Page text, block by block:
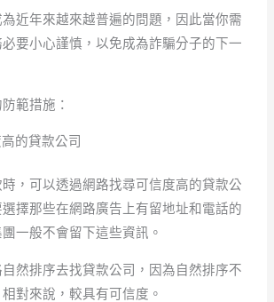
近年來越來越普遍的問題，因此當你需
要小心謹慎，以免成為詐騙分子的下一
範措施：
的貸款公司
，可以透過網路找尋可信度高的貸款公
擇那些在網路廣告上有留地址和電話的
一般不會留下這些資訊。
然排序去找貸款公司，因為自然排序不
對來說，較具有可信度。